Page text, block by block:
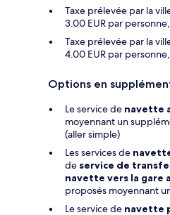
Taxe prélevée par la
3.00 EUR par
Taxe prélevée par la
4.00 EUR par
Options en
Le service de navette
moyennant un
(aller simple)
Les services de
de service de
navette vers la gare
proposés moyennant
Le service de navette